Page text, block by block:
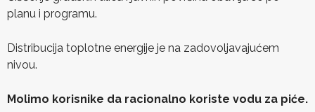
planu i programu.
Distribucija toplotne energije je na zadovoljavajućem
nivou.
Molimo korisnike da racionalno koriste vodu za piće.